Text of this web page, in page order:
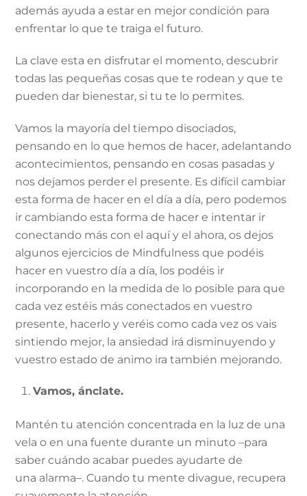
además ayuda a estar en mejor condición para
enfrentar lo que te traiga el futuro.
La clave esta en disfrutar el momento, descubrir
todas las pequeñas cosas que te rodean y que te
pueden dar bienestar, si tu te lo permites.
Vamos la mayoría del tiempo disociados,
pensando en lo que hemos de hacer, adelantando
acontecimientos, pensando en cosas pasadas y
nos dejamos perder el presente. Es difícil cambiar
esta forma de hacer en el día a día, pero podemos
ir cambiando esta forma de hacer e intentar ir
conectando más con el aquí y el ahora, os dejos
algunos ejercicios de Mindfulness que podéis
hacer en vuestro día a día, los podéis ir
incorporando en la medida de lo posible para que
cada vez estéis más conectados en vuestro
presente, hacerlo y veréis como cada vez os vais
sintiendo mejor, la ansiedad irá disminuyendo y
vuestro estado de animo ira también mejorando.
Vamos, ánclate.
Mantén tu atención concentrada en la luz de una
vela o en una fuente durante un minuto –para
saber cuándo acabar puedes ayudarte de
una alarma–. Cuando tu mente divague, recupera